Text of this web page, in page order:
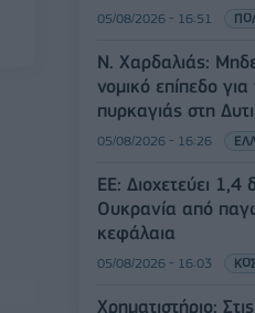
05/08/2026 - 16:51
Ν. Χαρδαλιάς:
νομικό επίπεδο
πυρκαγιάς στη
05/08/2026 - 16:26
ΕΕ: Διοχετεύει 1,4
Ουκρανία από
κεφάλαια
05/08/2026 - 16:03
Χρηματιστήριο: